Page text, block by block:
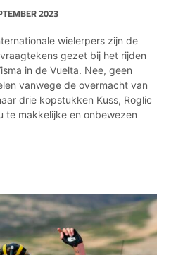
2023
wielerpers zijn de
gezet bij het rijden
in de Vuelta. Nee, geen
vanwege de overmacht van
drie kopstukken Kuss, Roglic
te makkelijke en onbewezen